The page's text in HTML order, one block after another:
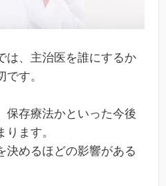
は、主治医を誰にするか
す。
保存療法かといった今後
ます。
決めるほどの影響がある